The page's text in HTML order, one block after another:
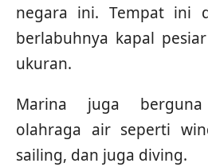
negara ini. Tempat ini
berlabuhnya kapal
ukuran.
Marina juga
olahraga air seperti
sailing, dan juga diving.